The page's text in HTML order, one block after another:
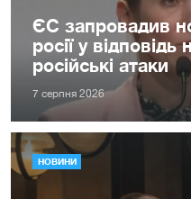
ЄС запровадив
росії у
російські атаки
7 серпня 2026
НОВИНИ